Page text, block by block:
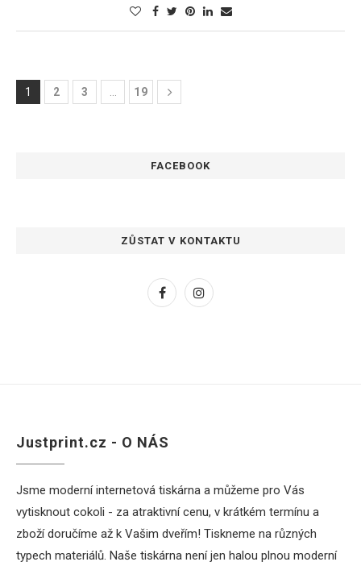
1 2 3 19
FACEBOOK
ZŮSTAT V KONTAKTU
Justprint.cz - O NÁS
Jsme moderní internetová tiskárna a můžeme pro Vás
vytisknout cokoli - za atraktivní cenu, v krátkém termínu a
zboží doručíme až k Vašim dveřím! Tiskneme na různých
typech materiálů. Naše tiskárna není jen halou plnou moderní